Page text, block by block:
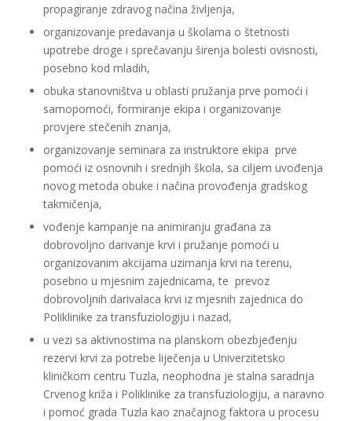
propagiranje zdravog načina življenja,
organizovanje predavanja u školama o štetnosti
upotrebe droge i sprečavanju širenja bolesti ovisnosti,
posebno kod mladih,
obuka stanovništva u oblasti pružanja prve pomoći i
samopomoći, formiranje ekipa i organizovanje
provjere stečenih znanja,
organizovanje seminara za instruktore ekipa prve
pomoći iz osnovnih i srednjih škola, sa ciljem uvođenja
novog metoda obuke i načina provođenja gradskog
takmičenja,
vođenje kampanje na animiranju građana za
dobrovoljno darivanje krvi i pružanje pomoći u
organizovanim akcijama uzimanja krvi na terenu,
posebno u mjesnim zajednicama, te prevoz
dobrovoljnih darivalaca krvi iz mjesnih zajednica do
Poliklinike za transfuziologiju i nazad,
u vezi sa aktivnostima na planskom obezbjeđenju
rezervi krvi za potrebe liječenja u Univerzitetsko
kliničkom centru Tuzla, neophodna je stalna saradnja
Crvenog križa i Poliklinike za transfuziologiju, a naravno
i pomoć grada Tuzla kao značajnog faktora u procesu